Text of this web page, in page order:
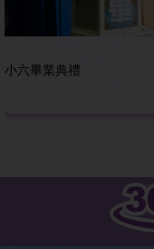
小六畢業典禮